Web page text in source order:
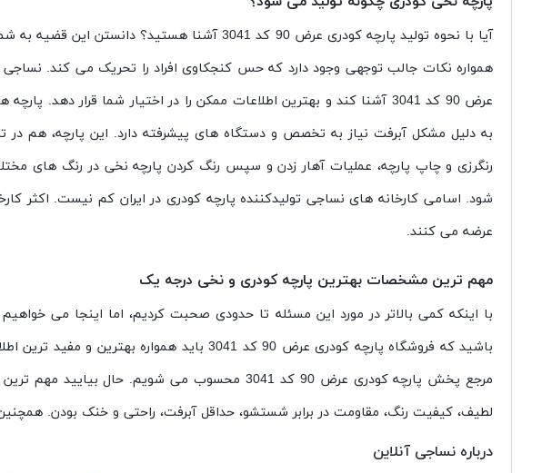
عرض 90 کد 3041 آشنا کند و بهترین اطلاعات ممکن را در اختیار شما
به دلیل مشکل آبرفت نیاز به تخصص و دستگاه های پیشرفته دارد. این پارچه، هم در
رنگرزی و چاپ پارچه، عملیات آهار زدن و سپس رنگ کردن پارچه نخی در رنگ های
شود. اسامی کارخانه های نساجی تولیدکننده پارچه کودری در ایران کم نیست. اکثر
عرضه می کنند.
مهم ترین مشخصات بهترین پارچه کودری و نخی درجه یک
با اینکه کمی بالاتر در مورد این مسئله تا حدودی صحبت کردیم، اما اینجا می
لطیف، کیفیت رنگ، مقاومت در برابر شستشو، حداقل آبرفت، راحتی و خنک بودن.
درباره نساجی آنلاین